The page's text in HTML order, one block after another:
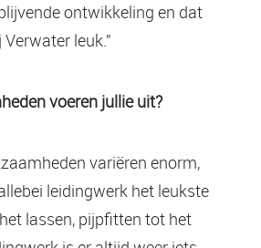
ontwikkeling en dat
leuk.”
voeren jullie uit?
variëren enorm,
leidingwerk het leukste
lassen, pijpfitten tot het